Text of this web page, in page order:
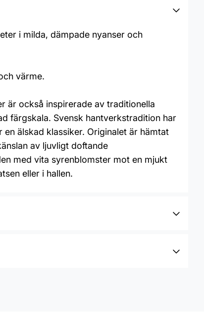
i milda, dämpade nyanser och
värme.
är också inspirerade av traditionella
färgskala. Svensk hantverkstradition har
älskad klassiker. Originalet är hämtat
av ljuvligt doftande
med vita syrenblomster mot en mjukt
eller i hallen.